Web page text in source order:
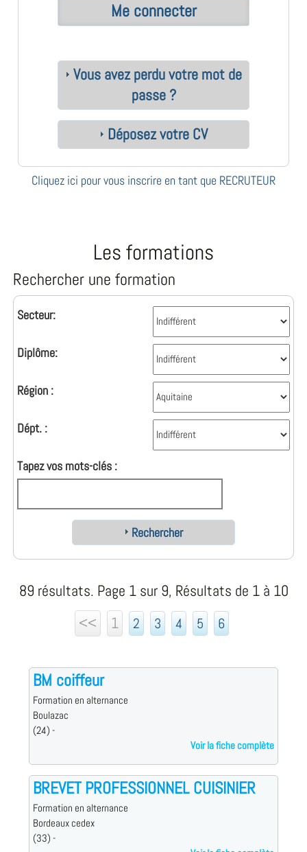
Vous avez perdu votre mot de
passe ?
Déposez votre CV
Cliquez ici pour vous inscrire en tant que RECRUTEUR
Les formations
Rechercher une formation
Secteur:
Diplôme:
Région :
Dépt. :
Tapez vos mots-clés :
Rechercher
89 résultats. Page 1 sur 9, Résultats de 1 à 10
<<
1 2 3 4 5 6
BM coiffeur
Formation en alternance
Boulazac
(24) -
Voir la fiche complète
BREVET PROFESSIONNEL CUISINIER
Formation en alternance
Bordeaux cedex
(33) -